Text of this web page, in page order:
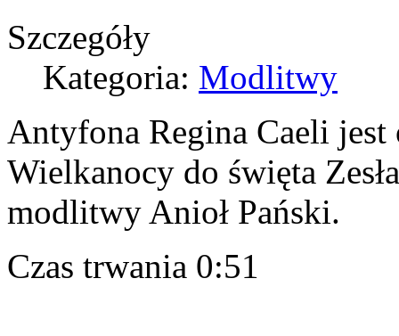
Szczegóły
Kategoria: Modlitwy
Antyfona Regina Caeli
Wielkanocy do święta
modlitwy Anioł Pański.
Czas trwania 0:51